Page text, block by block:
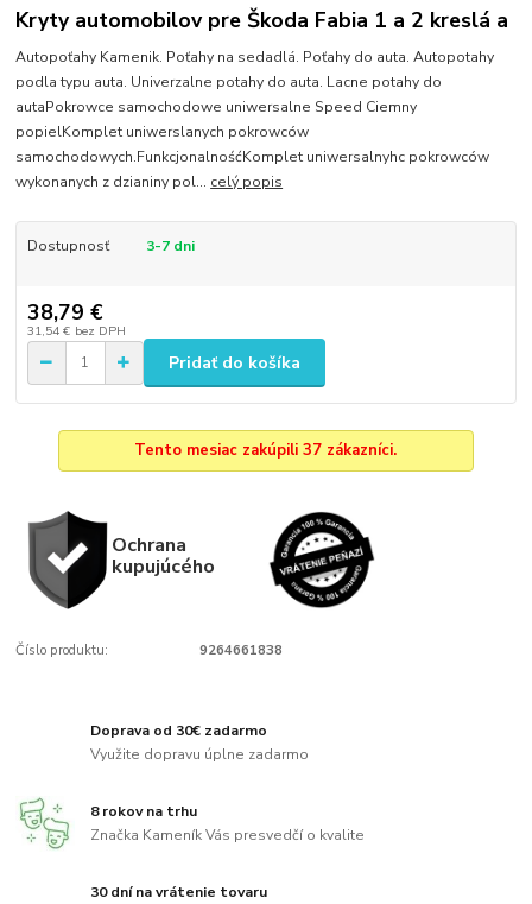
Kryty automobilov pre Škoda Fabia 1 a 2 kreslá a
Autopoťahy Kamenik. Poťahy na sedadlá. Poťahy do auta. Autopotahy
podla typu auta. Univerzalne potahy do auta. Lacne potahy do
autaPokrowce samochodowe uniwersalne Speed Ciemny
popielKomplet uniwerslanych pokrowców
samochodowych.FunkcjonalnośćKomplet uniwersalnyhc pokrowców
wykonanych z dzianiny pol... celý popis
Dostupnosť 3-7 dni
38,79 €
31,54 € bez DPH
Pridať do košíka
Tento mesiac zakúpili 37 zákazníci.
Ochrana
kupujúcého
Číslo produktu: 9264661838
Doprava od 30€ zadarmo
Využite dopravu úplne zadarmo
8 rokov na trhu
Značka Kameník Vás presvedčí o kvalite
30 dní na vrátenie tovaru